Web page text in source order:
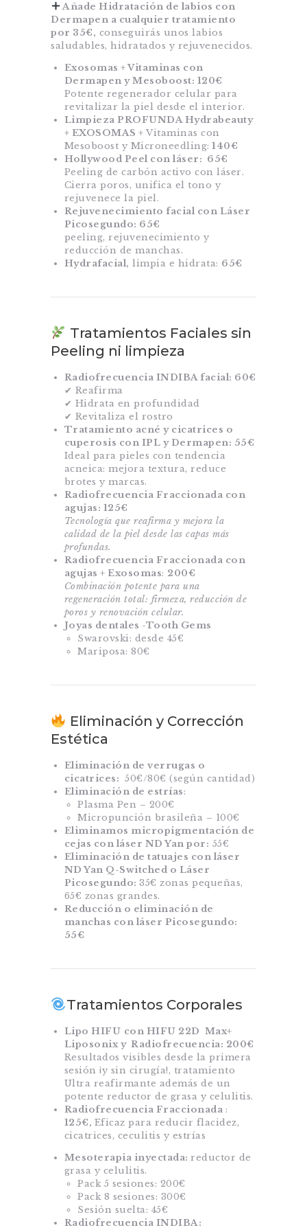
Añade Hidratación de labios con
Dermapen a cualquier tratamiento
por 35€, conseguirás unos labios
saludables, hidratados y rejuvenecidos.
Exosomas + Vitaminas con
Dermapen y Mesoboost: 120€
Potente regenerador celular para
revitalizar la piel desde el interior.
Limpieza PROFUNDA Hydrabeauty
+ EXOSOMAS + Vitaminas con
Mesoboost y Microneedling: 140€
Hollywood Peel con láser: 65€
Peeling de carbón activo con láser.
Cierra poros, unifica el tono y
rejuvenece la piel.
Rejuvenecimiento facial con Láser
Picosegundo: 65€
peeling, rejuvenecimiento y
reducción de manchas.
Hydrafacial, limpia e hidrata: 65€
Tratamientos Faciales sin
Peeling ni limpieza
Radiofrecuencia INDIBA facial: 60€
✔ Reafirma
✔ Hidrata en profundidad
✔ Revitaliza el rostro
Tratamiento acné y cicatrices o
cuperosis con IPL y Dermapen: 55€
Ideal para pieles con tendencia
acneica: mejora textura, reduce
brotes y marcas.
Radiofrecuencia Fraccionada con
agujas: 125€
Tecnología que reafirma y mejora la
calidad de la piel desde las capas más
profundas.
Radiofrecuencia Fraccionada con
agujas + Exosomas: 200€
Combinación potente para una
regeneración total: firmeza, reducción de
poros y renovación celular.
Joyas dentales -Tooth Gems
Swarovski: desde 45€
Mariposa: 80€
Eliminación y Corrección
Estética
Eliminación de verrugas o
cicatrices: 50€/80€ (según cantidad)
Eliminación de estrías:
Plasma Pen – 200€
Micropunción brasileña – 100€
Eliminamos micropigmentación de
cejas con láser ND Yan por: 55€
Eliminación de tatuajes con láser
ND Yan Q-Switched o Láser
Picosegundo: 35€ zonas pequeñas,
65€ zonas grandes.
Reducción o eliminación de
manchas con láser Picosegundo:
55€
Tratamientos Corporales
Lipo HIFU con HIFU 22D Max+
Liposonix y Radiofrecuencia: 200€
Resultados visibles desde la primera
sesión ¡y sin cirugía!, tratamiento
Ultra reafirmante además de un
potente reductor de grasa y celulitis.
Radiofrecuencia Fraccionada :
125€, Eficaz para reducir flacidez,
cicatrices, ceculitis y estrías
Mesoterapia inyectada: reductor de
grasa y celulitis.
Pack 5 sesiones: 200€
Pack 8 sesiones: 300€
Sesión suelta: 45€
Radiofrecuencia INDIBA: